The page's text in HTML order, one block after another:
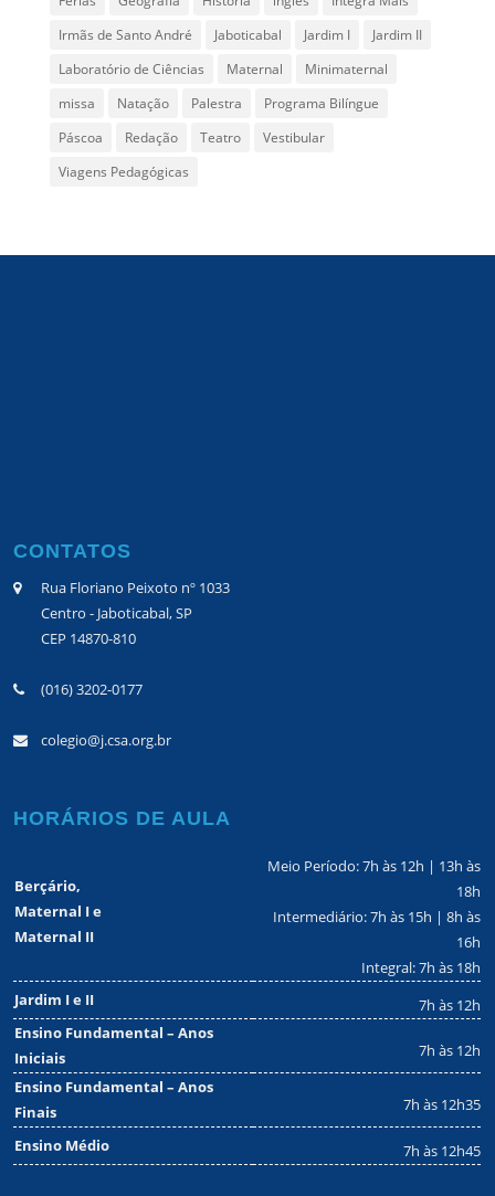
Irmãs de Santo André
Jaboticabal Jardim I
Jardim II
Laboratório de Ciências
Maternal
Minimaternal
missa
Natação Palestra
Programa Bilíngue
Páscoa
Redação Teatro
Vestibular
Viagens Pedagógicas
CONTATOS
Rua Floriano Peixoto nº 1033
Centro - Jaboticabal, SP
CEP 14870-810
(016) 3202-0177
colegio@j.csa.org.br
HORÁRIOS DE AULA
Berçário,
Maternal I e
Maternal II
Meio Período: 7h às 12h | 13h às
18h
Intermediário: 7h às 15h | 8h às
16h
Integral: 7h às 18h
Jardim I e II
7h às 12h
Ensino Fundamental – Anos
Iniciais
7h às 12h
Ensino Fundamental – Anos
Finais
7h às 12h35
Ensino Médio 7h às 12h45